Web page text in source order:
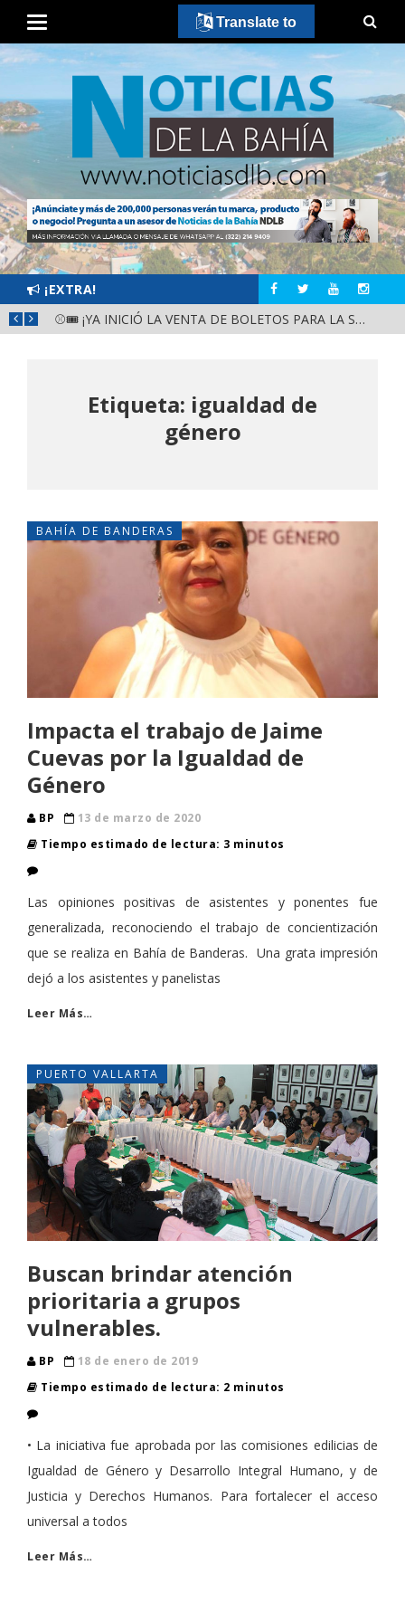
¡EXTRA!
⚾🎟️ ¡YA INICIÓ LA VENTA DE BOLETOS PARA LA SERIE DEL CARIBE KIDS NAYARIT 2026!
Etiqueta: igualdad de
género
BAHÍA DE BANDERAS
Impacta el trabajo de Jaime
Cuevas por la Igualdad de
Género
BP
13 de marzo de 2020
Tiempo estimado de lectura: 3 minutos
​Las opiniones positivas de asistentes y ponentes fue
generalizada, reconociendo el trabajo de concientización
que se realiza en Bahía de Banderas. Una grata impresión
dejó a los asistentes y panelistas
Leer Más…
PUERTO VALLARTA
Buscan brindar atención
prioritaria a grupos
vulnerables.
BP
18 de enero de 2019
Tiempo estimado de lectura: 2 minutos
• La iniciativa fue aprobada por las comisiones edilicias de
Igualdad de Género y Desarrollo Integral Humano, y de
Justicia y Derechos Humanos. Para fortalecer el acceso
universal a todos
Leer Más…
Translate to